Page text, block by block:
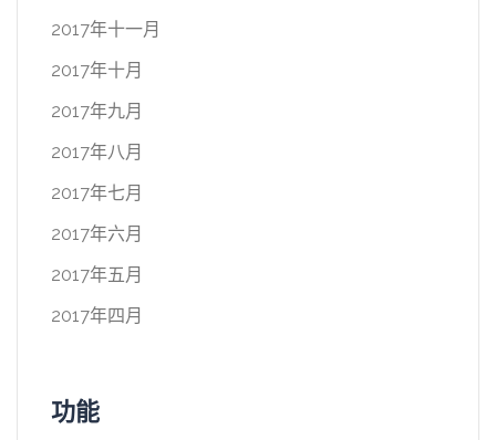
2017年十一月
2017年十月
2017年九月
2017年八月
2017年七月
2017年六月
2017年五月
2017年四月
功能